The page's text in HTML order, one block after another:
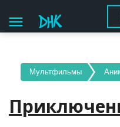
menu
Мультфильмы